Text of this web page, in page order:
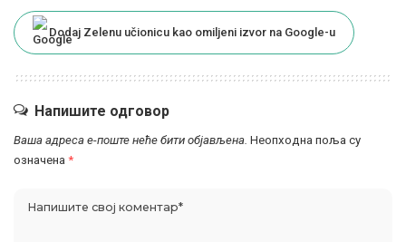
Dodaj Zelenu učionicu kao omiljeni izvor na Google-u
Напишите одговор
Ваша адреса е-поште неће бити објављена. Неопходна поља су
означена *